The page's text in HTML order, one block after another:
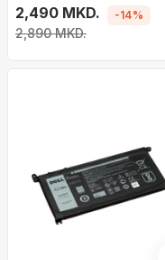
R512C
2,490 MKD.
2,890 MKD.
-14%